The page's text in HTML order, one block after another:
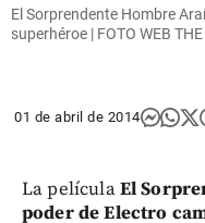
El Sorprendente Hombre
superhéroe | FOTO WEB
01 de abril de 2014
La películaEl
poder de Electro